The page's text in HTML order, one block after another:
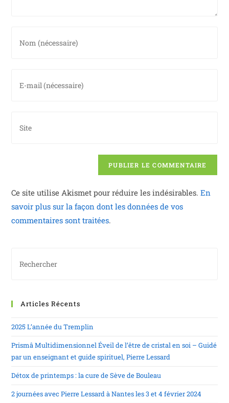
Ce site utilise Akismet pour réduire les indésirables.En
savoir plus sur la façon dont les données de vos
commentaires sont traitées.
Articles Récents
2025 L’année du Tremplin
Prismâ Multidimensionnel Éveil de l’être de cristal en soi – Guidé
par un enseignant et guide spirituel, Pierre Lessard
Détox de printemps : la cure de Sève de Bouleau
2 journées avec Pierre Lessard à Nantes les 3 et 4 février 2024